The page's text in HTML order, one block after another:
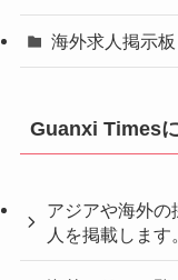
海外求人掲示板
Guanxi Times
アジアや海外
人を掲載します